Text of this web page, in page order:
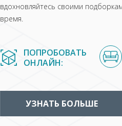
вдохновляйтесь своими
время.
ПОПРОБОВАТЬ
ОНЛАЙН:
УЗНАТЬ БОЛЬШЕ